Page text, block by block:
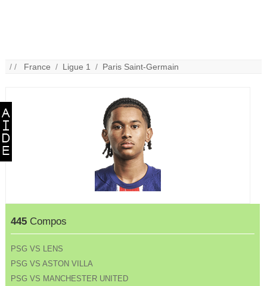
/ / France / Ligue 1 / Paris Saint-Germain
445 Compos
PSG VS LENS
PSG VS ASTON VILLA
PSG VS MANCHESTER UNITED